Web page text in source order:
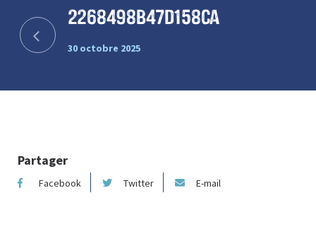
2268498b47d158ca
30 octobre 2025
Partager
Facebook Twitter E-mail